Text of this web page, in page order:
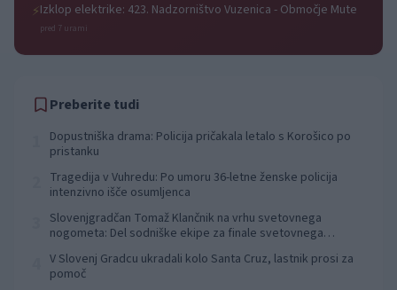
⚡Izklop elektrike: 423. Nadzorništvo Vuzenica - Območje Mute
pred 7 urami
Preberite tudi
Dopustniška drama: Policija pričakala letalo s Korošico po
pristanku
Tragedija v Vuhredu: Po umoru 36-letne ženske policija
intenzivno išče osumljenca
Slovenjgradčan Tomaž Klančnik na vrhu svetovnega
nogometa: Del sodniške ekipe za finale svetovnega
V Slovenj Gradcu ukradali kolo Santa Cruz, lastnik prosi za
pomoč